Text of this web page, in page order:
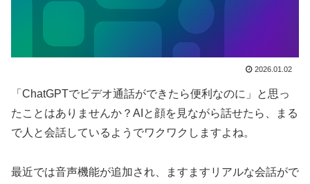
2026.01.02
「ChatGPTでビデオ通話ができたら便利なのに」と思っ
たことはありませんか？AIと顔を見ながら話せたら、まる
で人と会話しているようでワクワクしますよね。
最近では音声機能が追加され、ますますリアルな会話がで